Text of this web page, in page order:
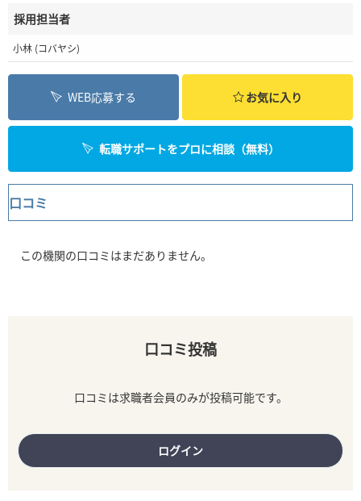
採用担当者
小林 (コバヤシ)
WEB応募する お気に入り
転職サポートをプロに相談（無料）
口コミ
この機関の口コミはまだありません。
口コミ投稿
口コミは求職者会員のみが投稿可能です。
ログイン